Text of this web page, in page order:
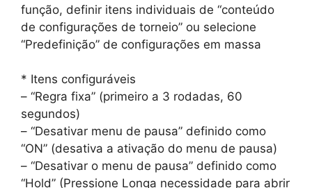
função, definir itens individuais de “conteúdo
de configurações de torneio” ou selecione
“Predefinição” de configurações em massa
* Itens configuráveis
– “Regra fixa” (primeiro a 3 rodadas, 60
segundos)
– “Desativar menu de pausa” definido como
“ON” (desativa a ativação do menu de pausa)
– “Desativar o menu de pausa” definido como
“Hold” (Pressione Longa necessidade para abrir